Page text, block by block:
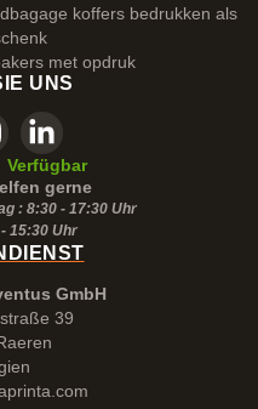
koffers bedrukken als
met opdruk
UNS
Verfügbar
gerne
: 8:30 - 17:30 Uhr
15:30Uhr
GmbH
39